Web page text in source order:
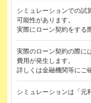
シミュレーションでの試
可能性があります。
実際にローン契約をする
実際のローン契約の際に
費用が発生します。
詳しくは金融機関等にご
シミュレーションは「元